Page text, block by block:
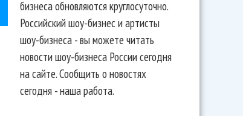
бизнеса обновляются круглосуточно.
Российский шоу-бизнес и артисты
шоу-бизнеса - вы можете читать
новости шоу-бизнеса России сегодня
на сайте. Сообщить о новостях
сегодня - наша работа.